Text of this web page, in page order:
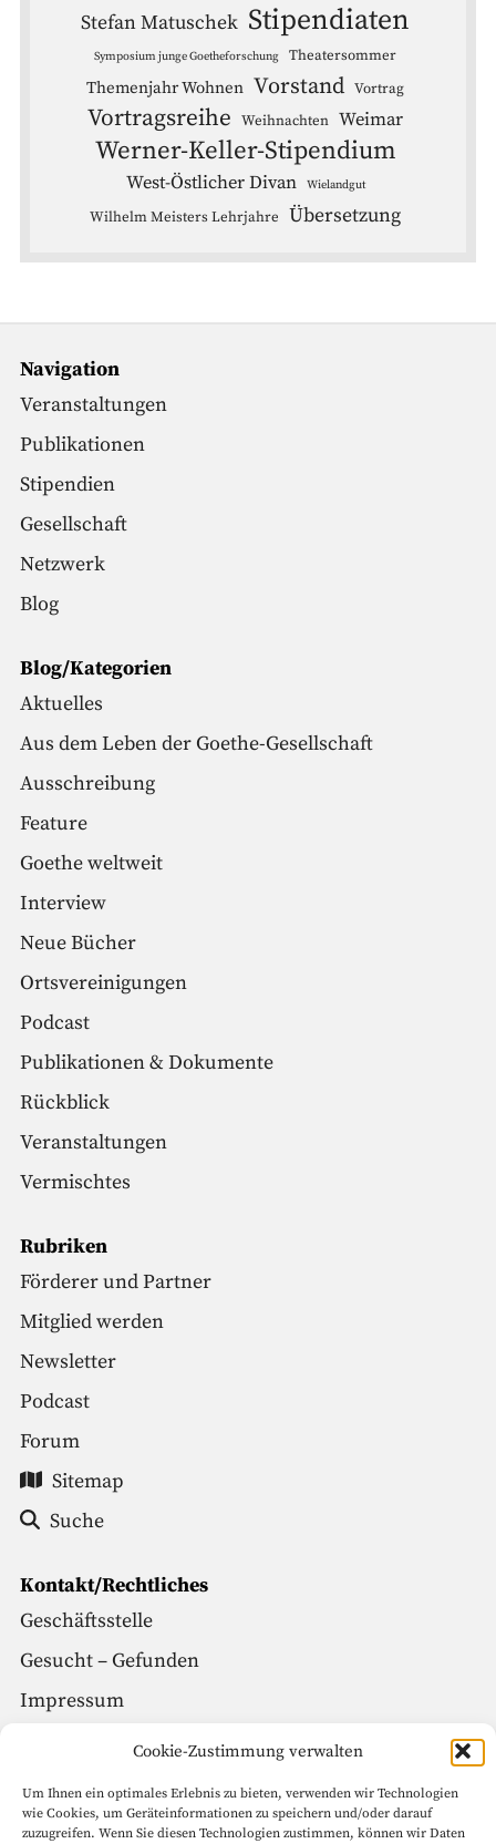
Cookie-Zustimmung verwalten
Um Ihnen ein optimales Erlebnis zu bieten, verwenden wir Technologien
wie Cookies, um Geräteinformationen zu speichern und/oder darauf
zuzugreifen. Wenn Sie diesen Technologien zustimmen, können wir Daten
Stefan Matuschek Stipendiaten
Symposium junge Goetheforschung Theatersommer
Themenjahr Wohnen Vorstand Vortrag
Vortragsreihe Weihnachten Weimar
Werner-Keller-Stipendium
West-Östlicher Divan Wielandgut
Wilhelm Meisters Lehrjahre Übersetzung
Navigation
Veranstaltungen
Publikationen
Stipendien
Gesellschaft
Netzwerk
Blog
Blog/Kategorien
Aktuelles
Aus dem Leben der Goethe-Gesellschaft
Ausschreibung
Feature
Goethe weltweit
Interview
Neue Bücher
Ortsvereinigungen
Podcast
Publikationen & Dokumente
Rückblick
Veranstaltungen
Vermischtes
Rubriken
Förderer und Partner
Mitglied werden
Newsletter
Podcast
Forum
Sitemap
Suche
Kontakt/Rechtliches
Geschäftsstelle
Gesucht – Gefunden
Impressum
Social Media